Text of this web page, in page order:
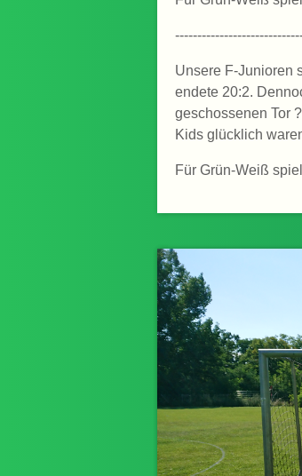
Unsere F-Junioren
endete 20:2.
geschossenen Tor
Kids glücklich
Für Grün-Weiß